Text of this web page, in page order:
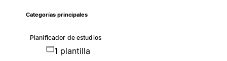
Categorías principales
Planificador de estudios
1 plantilla